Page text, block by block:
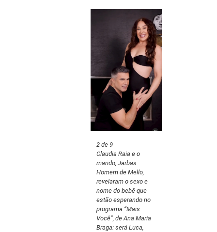
2 de 9
Claudia Raia e o
marido, Jarbas
Homem de Mello,
revelaram o sexo e
nome do bebê que
estão esperando no
programa “Mais
Você”, de Ana Maria
Braga: será Luca,